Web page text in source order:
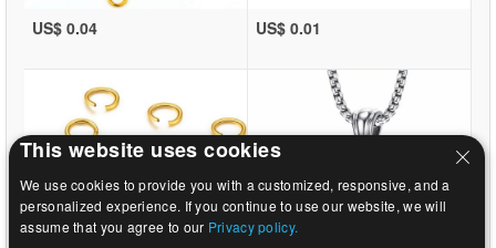
US$ 0.04 US$ 0.01
This website uses cookies
We use cookies to provide you with a customized, responsive, and a
personalized experience. If you continue to use our website, we will
assume that you agree to our Privacy policy.